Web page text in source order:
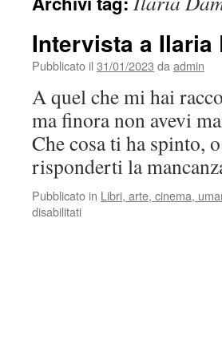
Intervista a Ilaria
Pubblicato il 31/01/2023 da admin
A quel che mi hai
ma finora non avevi
Che cosa ti ha spinto,
risponderti la
Pubblicato in Libri, arte, cinema,
disabilitatisu